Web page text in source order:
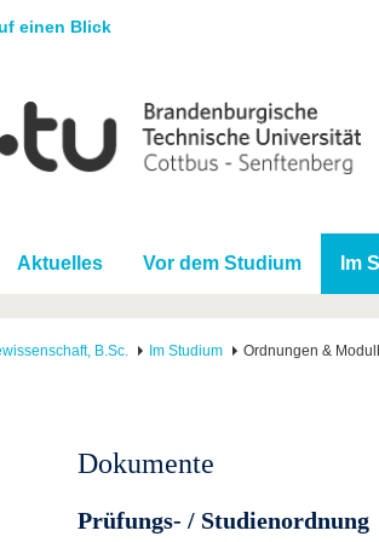
einen Blick
Engagement
&
Forschung
Förderung
Wissenschaftlicher
Nachwuchs
Im
Aktuelles Vor dem Studium Im
B.Sc. Im Studium Ordnungen &
Dokumente
Prüfungs- / Studienordnung